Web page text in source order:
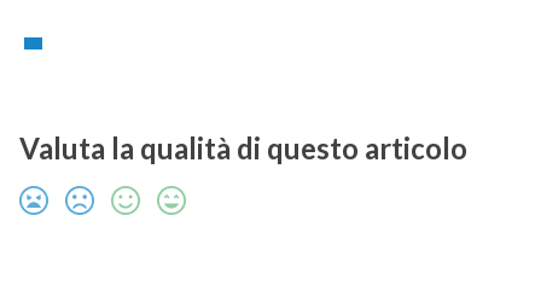
Valuta la qualità di questo articolo